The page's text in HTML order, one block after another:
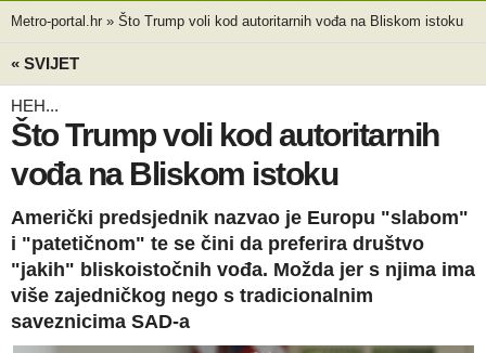
Metro-portal.hr » Što Trump voli kod autoritarnih vođa na Bliskom istoku
« SVIJET
HEH...
Što Trump voli kod autoritarnih
vođa na Bliskom istoku
Američki predsjednik nazvao je Europu "slabom"
i "patetičnom" te se čini da preferira društvo
"jakih" bliskoistočnih vođa. Možda jer s njima ima
više zajedničkog nego s tradicionalnim
saveznicima SAD-a